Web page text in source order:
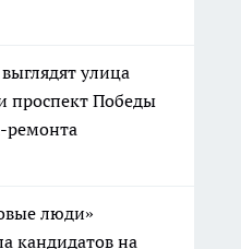
улица
проспект Победы
ремонта
люди»
кандидатов на